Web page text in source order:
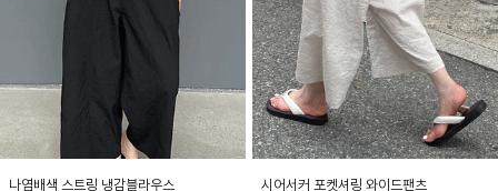
나염배색 스트링 냉감블라우스 시어서커 포켓셔링 와이드팬츠